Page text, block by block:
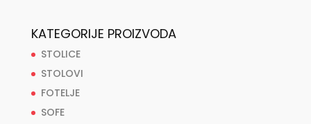
KATEGORIJE PROIZVODA
STOLICE
STOLOVI
FOTELJE
SOFE